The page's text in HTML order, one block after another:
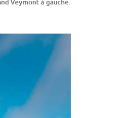
Veymont à gauche.